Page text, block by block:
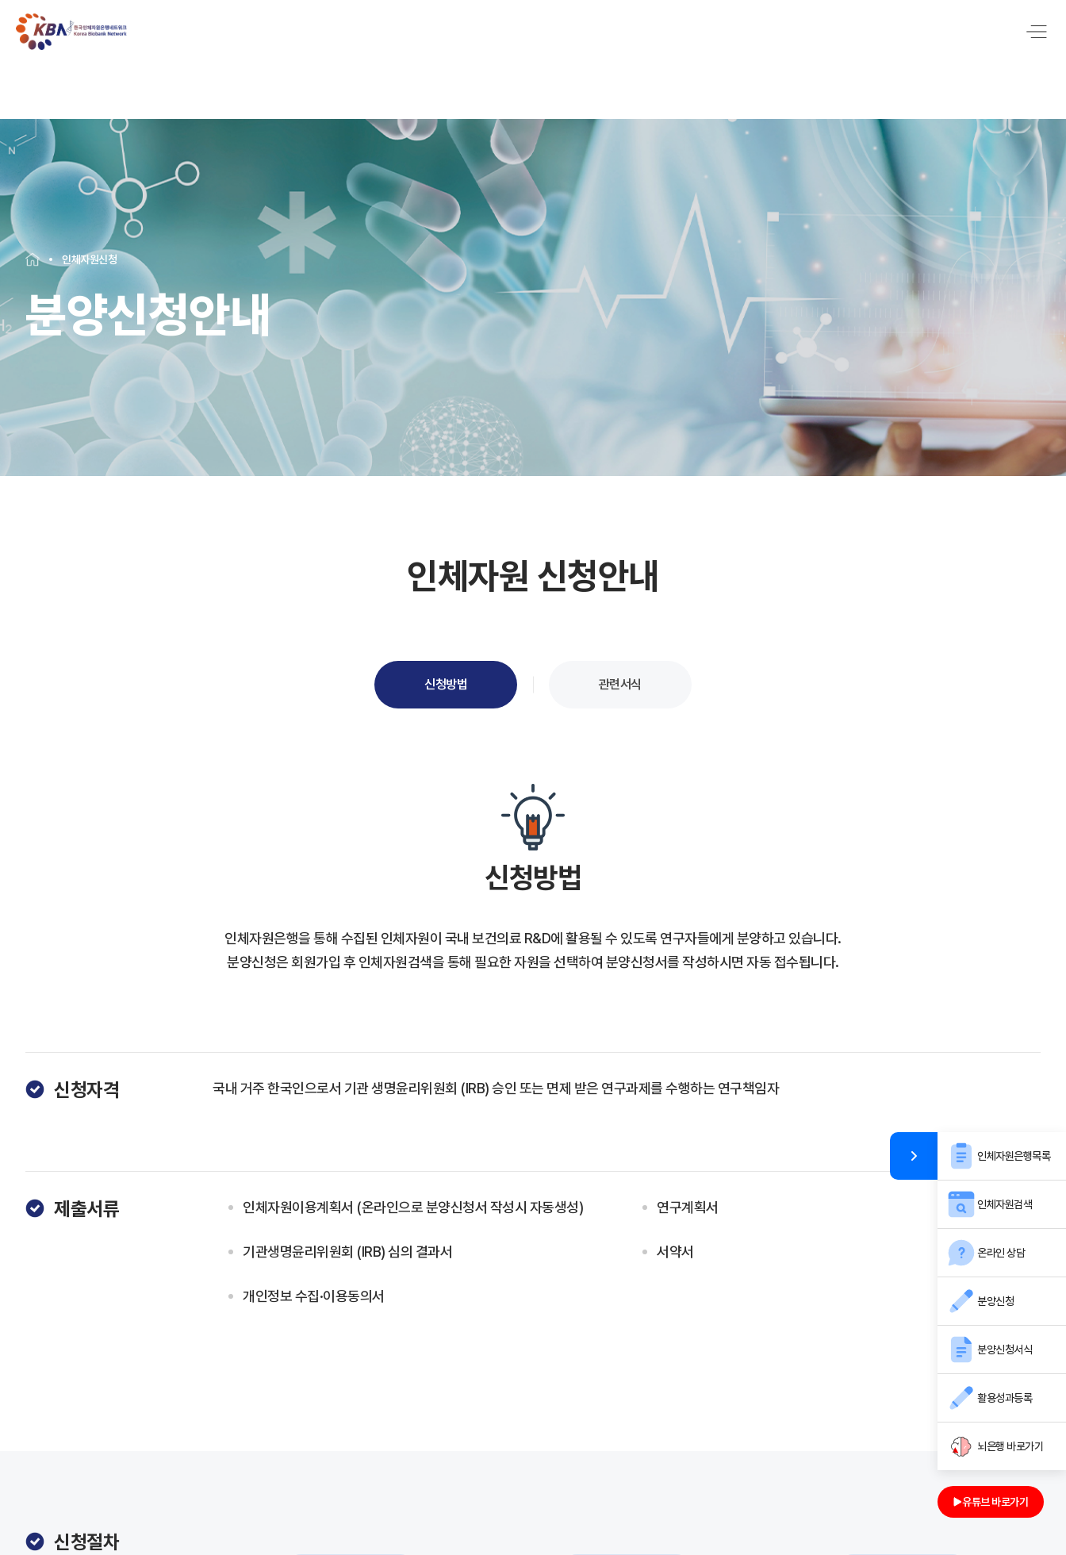
인체자원신청
분양신청안내
인체자원 신청안내
신청방법 관련서식
신청방법
인체자원은행을 통해 수집된 인체자원이 국내 보건의료 R&D에 활용될 수 있도록 연구자들에게 분양하고 있습니다.
분양신청은 회원가입 후 인체자원검색을 통해 필요한 자원을 선택하여 분양신청서를 작성하시면 자동 접수됩니다.
신청자격 국내 거주 한국인으로서 기관 생명윤리위원회 (IRB) 승인 또는 면제 받은 연구과제를 수행하는 연구책임자
제출서류 인체자원이용계획서 (온라인으로 분양신청서 작성시 자동생성) 연구계획서
기관생명윤리위원회 (IRB) 심의 결과서 서약서
개인정보 수집·이용동의서
신청절차
인체자원은행목록
인체자원검색
온라인 상담
분양신청
분양신청서식
활용성과등록
뇌은행 바로가기
유튜브 바로가기